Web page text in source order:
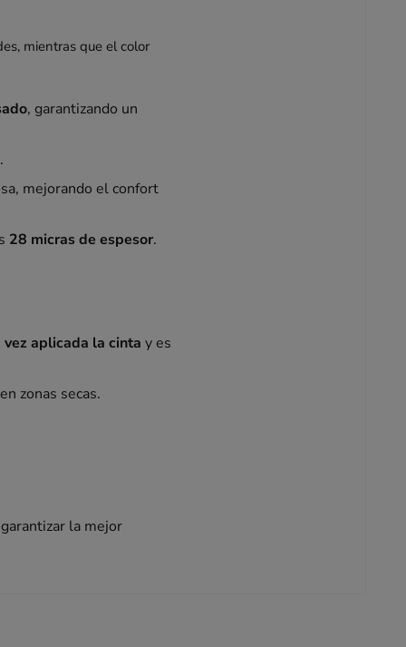
mientras que el color
, garantizando un
mejorando el confort
28 micras de espesor.
vez aplicada la cinta y es
zonas secas.
la mejor